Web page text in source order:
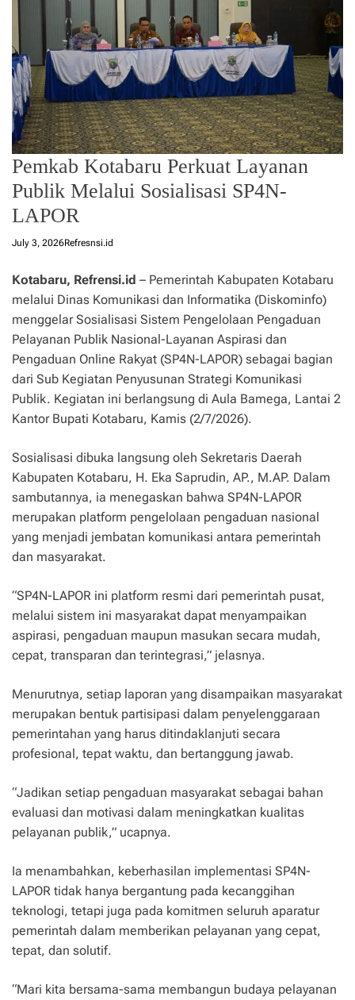
Pemkab Kotabaru Perkuat Layanan
Publik Melalui Sosialisasi SP4N-
LAPOR
July 3, 2026Refresnsi.id
Kotabaru, Refrensi.id – Pemerintah Kabupaten Kotabaru
melalui Dinas Komunikasi dan Informatika (Diskominfo)
menggelar Sosialisasi Sistem Pengelolaan Pengaduan
Pelayanan Publik Nasional-Layanan Aspirasi dan
Pengaduan Online Rakyat (SP4N-LAPOR) sebagai bagian
dari Sub Kegiatan Penyusunan Strategi Komunikasi
Publik. Kegiatan ini berlangsung di Aula Bamega, Lantai 2
Kantor Bupati Kotabaru, Kamis (2/7/2026).
Sosialisasi dibuka langsung oleh Sekretaris Daerah
Kabupaten Kotabaru, H. Eka Saprudin, AP., M.AP. Dalam
sambutannya, ia menegaskan bahwa SP4N-LAPOR
merupakan platform pengelolaan pengaduan nasional
yang menjadi jembatan komunikasi antara pemerintah
dan masyarakat.
“SP4N-LAPOR ini platform resmi dari pemerintah pusat,
melalui sistem ini masyarakat dapat menyampaikan
aspirasi, pengaduan maupun masukan secara mudah,
cepat, transparan dan terintegrasi,” jelasnya.
Menurutnya, setiap laporan yang disampaikan masyarakat
merupakan bentuk partisipasi dalam penyelenggaraan
pemerintahan yang harus ditindaklanjuti secara
profesional, tepat waktu, dan bertanggung jawab.
“Jadikan setiap pengaduan masyarakat sebagai bahan
evaluasi dan motivasi dalam meningkatkan kualitas
pelayanan publik,” ucapnya.
Ia menambahkan, keberhasilan implementasi SP4N-
LAPOR tidak hanya bergantung pada kecanggihan
teknologi, tetapi juga pada komitmen seluruh aparatur
pemerintah dalam memberikan pelayanan yang cepat,
tepat, dan solutif.
“Mari kita bersama-sama membangun budaya pelayanan